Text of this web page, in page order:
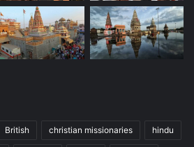
British christian missionaries hindu